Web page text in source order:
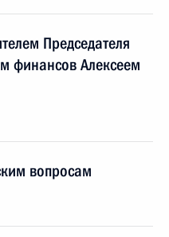
Председателя
финансов Алексеем
вопросам